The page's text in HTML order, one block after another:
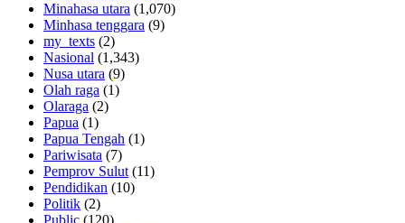
Minahasa utara (1,070)
Minhasa tenggara (9)
my_texts (2)
Nasional (1,343)
Nusa utara (9)
Olah raga (1)
Olaraga (2)
Papua (1)
Papua Tengah (1)
Pariwisata (7)
Pemprov Sulut (11)
Pendidikan (10)
Politik (2)
Public (120)